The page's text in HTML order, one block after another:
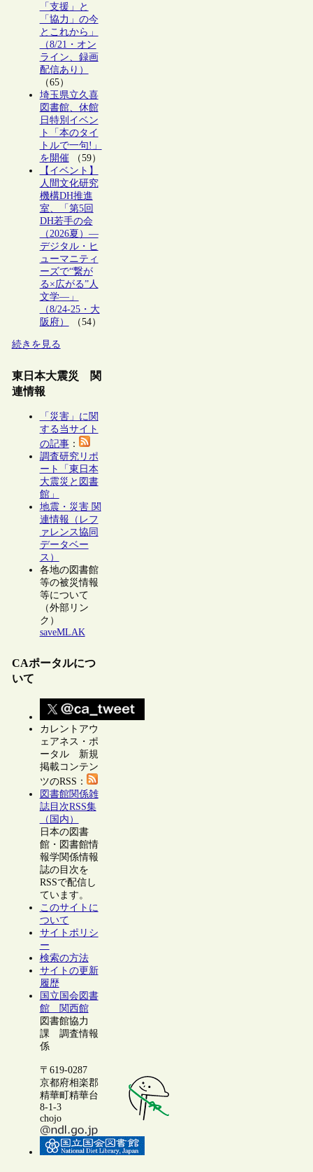
「支援」と
「協力」の今
とこれから」
（8/21・オン
ライン、録画
配信あり）
（65）
埼玉県立久喜
図書館、休館
日特別イベン
ト「本のタイ
トルで一句!」
を開催（59）
【イベント】
人間文化研究
機構DH推進
室、「第5回
DH若手の会
（2026夏）―
デジタル・ヒ
ューマニティ
ーズで“繋が
る×広がる”人
文学―」
（8/24-25・大
阪府）
（54）
続きを見る
東日本大震災 関
連情報
「災害」に関
する当サイト
の記事：
調査研究リポ
ート「東日本
大震災と図書
館」
地震・災害 関
連情報（レフ
ァレンス協同
データベー
ス）
各地の図書館
等の被災情報
等について
（外部リン
ク）
saveMLAK
CAポータルにつ
いて
カレントアウ
ェアネス・ポ
ータル 新規
掲載コンテン
ツのRSS：
図書館関係雑
誌目次RSS集
（国内）
日本の図書
館・図書館情
報学関係情報
誌の目次を
RSSで配信し
ています。
このサイトに
ついて
サイトポリシ
ー
検索の方法
サイトの更新
履歴
国立国会図書
館 関西館
図書館協力
課 調査情報
係
〒619-0287
京都府相楽郡
精華町精華台
8-1-3
chojo